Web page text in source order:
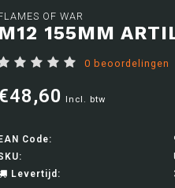
OF WAR
M12 155MM
0 beoordelingen
Incl. btw
EAN Code:
Levertijd: